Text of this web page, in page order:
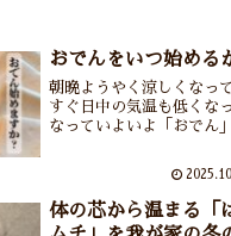
おでんをいつ始める
朝晩ようやく涼しくなっ
すぐ日中の気温も低くな
なっていよいよ「おでん
ろうけれど作る人がその
て……とはいえそろそろ
か？
体の芯から温まる「